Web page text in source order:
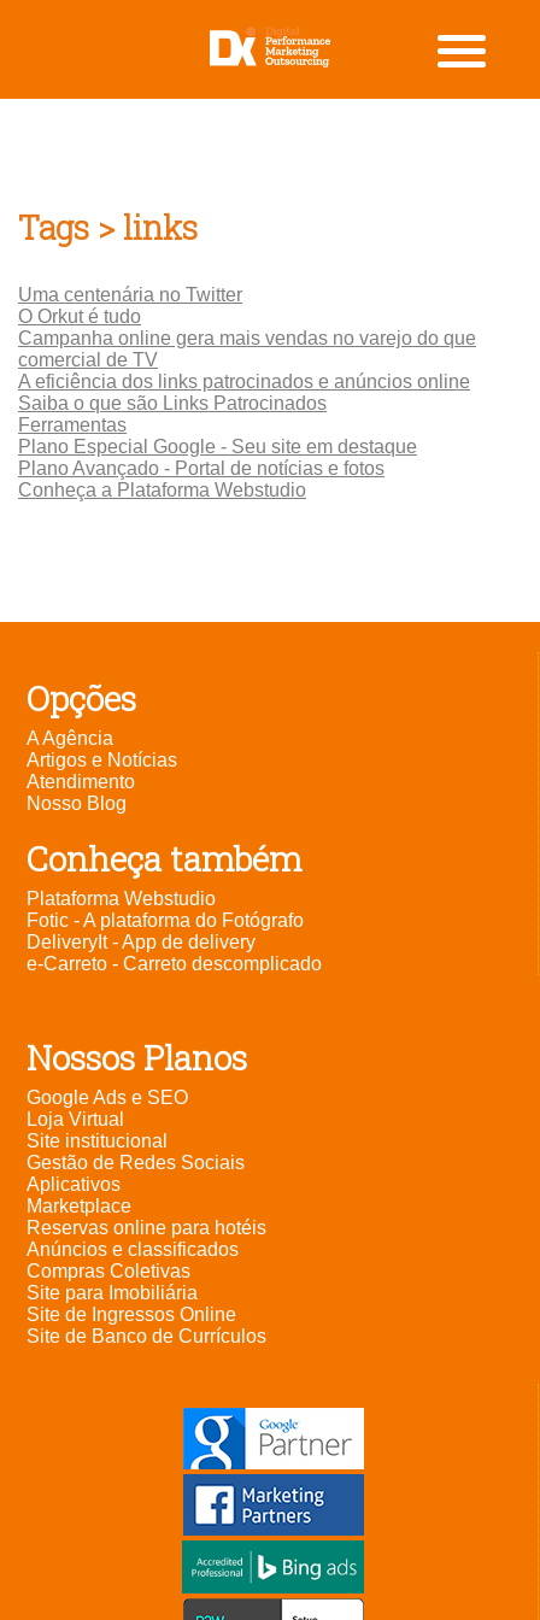
Tags > links
Uma centenária no Twitter
O Orkut é tudo
Campanha online gera mais vendas no varejo do que
comercial de TV
A eficiência dos links patrocinados e anúncios online
Saiba o que são Links Patrocinados
Ferramentas
Plano Especial Google - Seu site em destaque
Plano Avançado - Portal de notícias e fotos
Conheça a Plataforma Webstudio
Opções
A Agência
Artigos e Notícias
Atendimento
Nosso Blog
Conheça também
Plataforma Webstudio
Fotic - A plataforma do Fotógrafo
DeliveryIt - App de delivery
e-Carreto - Carreto descomplicado
Nossos Planos
Google Ads e SEO
Loja Virtual
Site institucional
Gestão de Redes Sociais
Aplicativos
Marketplace
Reservas online para hotéis
Anúncios e classificados
Compras Coletivas
Site para Imobiliária
Site de Ingressos Online
Site de Banco de Currículos